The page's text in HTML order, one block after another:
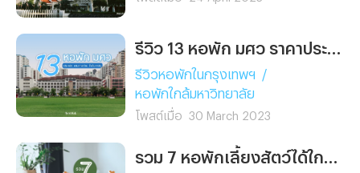
รีวิวหอพักในกรุงเทพฯ
/
หอพักใกล้มหาวิทยาลัย
โพสต์เมื่อ 30 March 2023